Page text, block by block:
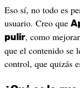
Eso sí, no todo es
usuario. Creo que
pulir, como
que el contenido se
control, que quizás